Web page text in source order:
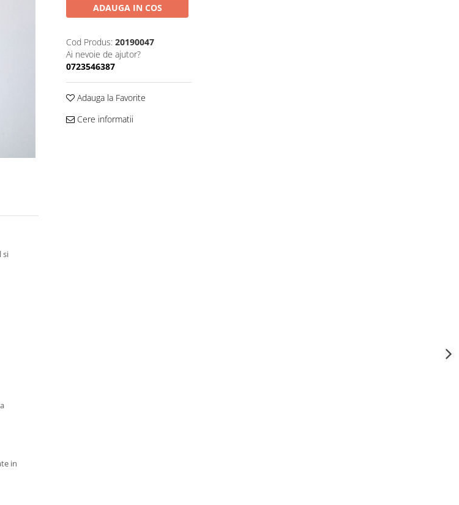
ADAUGA IN COS
Cod Produs: 20190047
Ai nevoie de ajutor?
0723546387
Adauga la Favorite
Cere informatii
si
in